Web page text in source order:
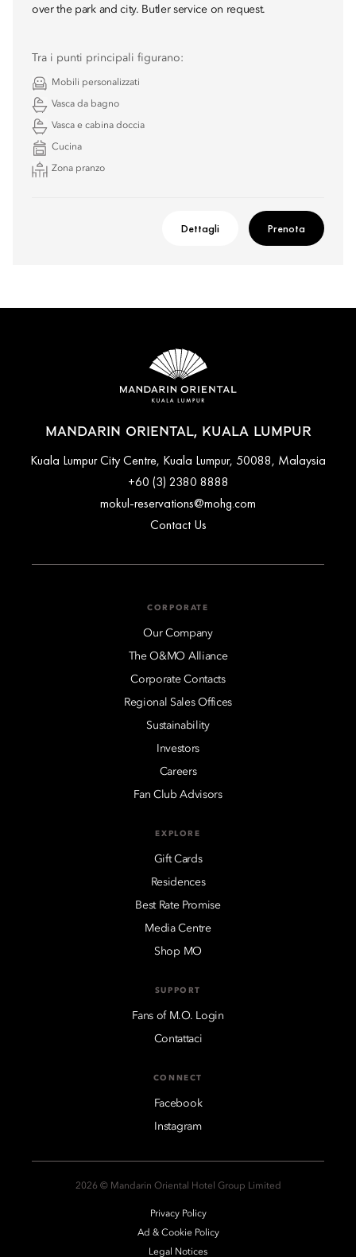
over the park and city. Butler service on request.
Tra i punti principali figurano:
Mobili personalizzati
Vasca da bagno
Vasca e cabina doccia
Cucina
Zona pranzo
Dettagli Prenota
MANDARIN ORIENTAL, KUALA LUMPUR
Kuala Lumpur City Centre, Kuala Lumpur, 50088, Malaysia
+60 (3) 2380 8888
mokul-reservations@mohg.com
Contact Us
CORPORATE
Our Company
The O&MO Alliance
Corporate Contacts
Regional Sales Offices
Sustainability
Investors
Careers
Fan Club Advisors
EXPLORE
Gift Cards
Residences
Best Rate Promise
Media Centre
Shop MO
SUPPORT
Fans of M.O. Login
Contattaci
CONNECT
Facebook
Instagram
2026 © Mandarin Oriental Hotel Group Limited
Privacy Policy
Ad & Cookie Policy
Legal Notices